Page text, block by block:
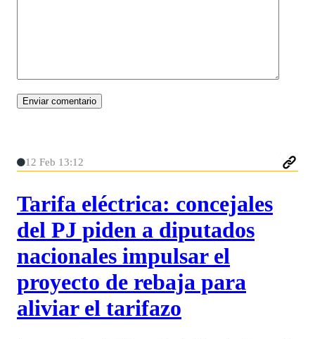
12 Feb 13:12
Tarifa eléctrica: concejales
del PJ piden a diputados
nacionales impulsar el
proyecto de rebaja para
aliviar el tarifazo